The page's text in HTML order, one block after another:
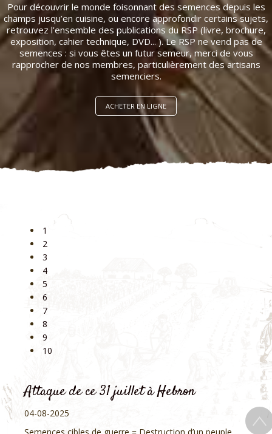
Pour découvrir le monde foisonnant des semences depuis les
champs jusqu’en cuisine, ou encore approfondir certains sujets,
retrouvez l'ensemble des publications du RSP (livre, brochure,
exposition, cahier technique, DVD... ). Le RSP ne vend pas de
semences : si vous êtes un futur semeur, merci de vous
rapprocher de nos membres, particulièrement des artisans
semenciers.
ACHETER EN LIGNE
1
2
3
4
5
6
7
8
9
10
Attaque de ce 31 juillet à Hebron
04-08-2025